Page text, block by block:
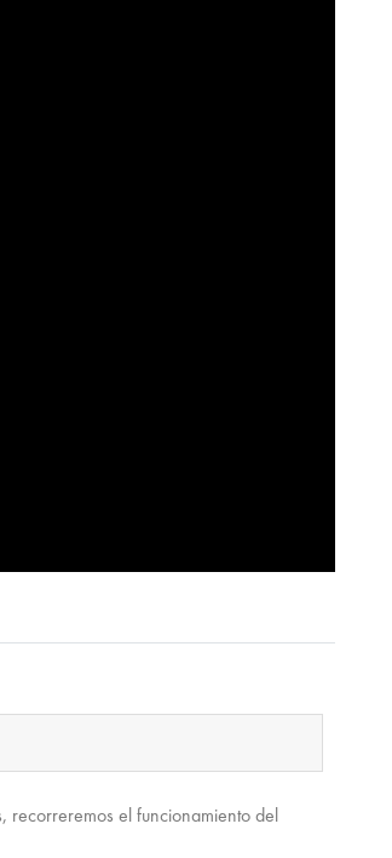
recorreremos el funcionamiento del